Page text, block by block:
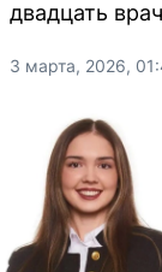
двадцать
3 марта, 2026,